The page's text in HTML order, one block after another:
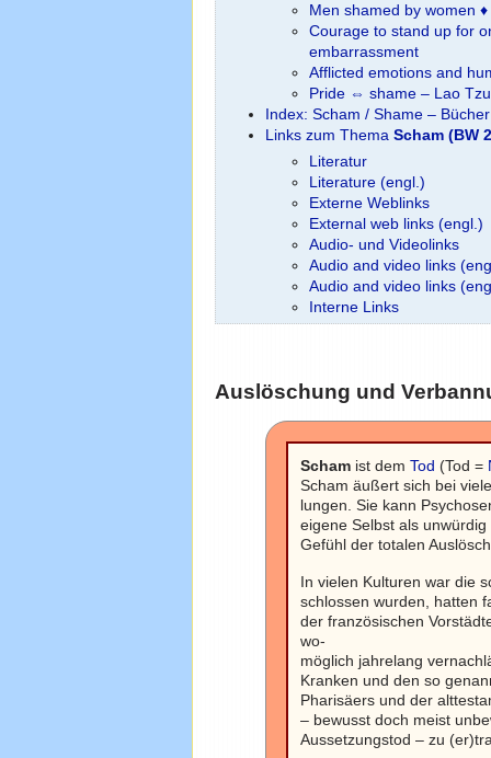
Men shamed by women
Courage to stand up for
embarrassment
Afflicted emotions and
Pride ⇔ shame – Lao Tzu
Index: Scham / Shame –
Links zum Thema Scham (BW
Literatur
Literature (engl.)
Externe Weblinks
External web links (engl.)
Audio- und Videolinks
Audio and video links
Audio and video links
Interne Links
Auslöschung und
Scham ist demTod (Tod =
Scham äußert sich bei
lungen. Sie kann
eigene Selbst als
Gefühl der totalen
In vielen Kulturen war die
schlossen wurden, hatten
der französischen
wo-
möglich jahrelang
Kranken und den so
Pharisäers und der
– bewusst doch meist
Aussetzungstod – zu